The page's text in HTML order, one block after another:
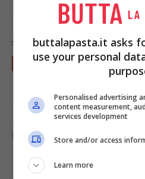
Per evitare di far annerire
solo quando necessarie.
Unite le mele al petto
se serve riscaldate un
Per ottenere un gusto
possibile aggiungere anche
leggermente ammorbidita
Foto di
Matt Knight
buttalapasta.it asks
use your personal
Personalised advertising
content measurement,
services development
Store and/or access
Learn more